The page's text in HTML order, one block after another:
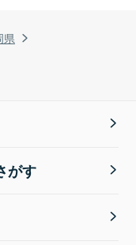
県
がす